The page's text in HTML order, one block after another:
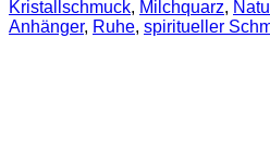
Menge
Kristallschmuck, Milchquarz,
Anhänger, Ruhe, spiritueller